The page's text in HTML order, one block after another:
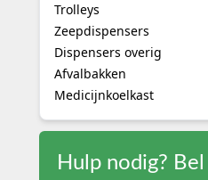
Trolleys
Zeepdispensers
Dispensers overig
Afvalbakken
Medicijnkoelkast
Hulp nodig? Bel